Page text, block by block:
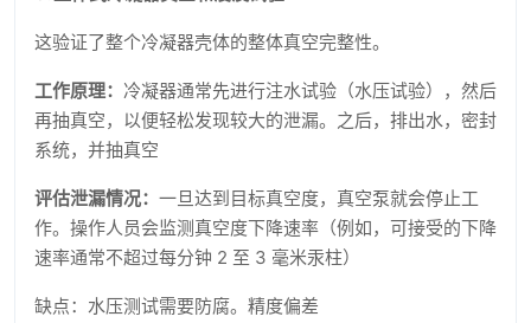
这验证了整个冷凝器壳体的整体真空完整性。
工作原理： 冷凝器通常先进行注水试验（水压试验），然后
再抽真空，以便轻松发现较大的泄漏。之后，排出水，密封
系统，并抽真空
评估泄漏情况： 一旦达到目标真空度，真空泵就会停止工
作。操作人员会监测真空度下降速率（例如，可接受的下降
速率通常不超过每分钟 2 至 3 毫米汞柱）
缺点：水压测试需要防腐。精度偏差